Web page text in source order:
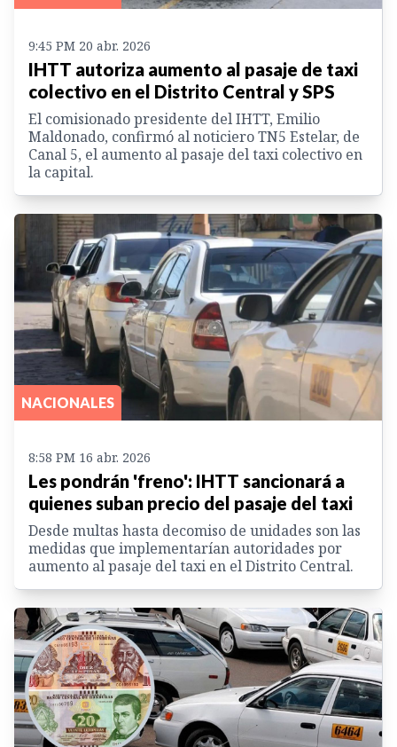
9:45 PM 20 abr. 2026
IHTT autoriza aumento al pasaje de taxi
colectivo en el Distrito Central y SPS
El comisionado presidente del IHTT, Emilio
Maldonado, confirmó al noticiero TN5 Estelar, de
Canal 5, el aumento al pasaje del taxi colectivo en
la capital.
NACIONALES
8:58 PM 16 abr. 2026
Les pondrán 'freno': IHTT sancionará a
quienes suban precio del pasaje del taxi
Desde multas hasta decomiso de unidades son las
medidas que implementarían autoridades por
aumento al pasaje del taxi en el Distrito Central.